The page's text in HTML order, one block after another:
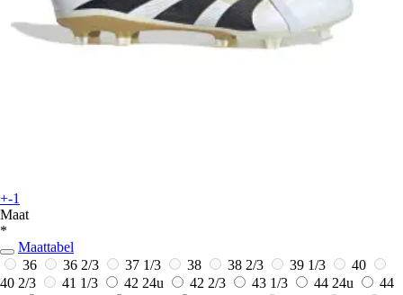
+-1
Maat
*
Maattabel
36
36 2/3 37 1/3 38 38 2/3 39 1/3
40
40 2/3
41 1/3 42 24u 42 2/3 43 1/3 44 24u
44